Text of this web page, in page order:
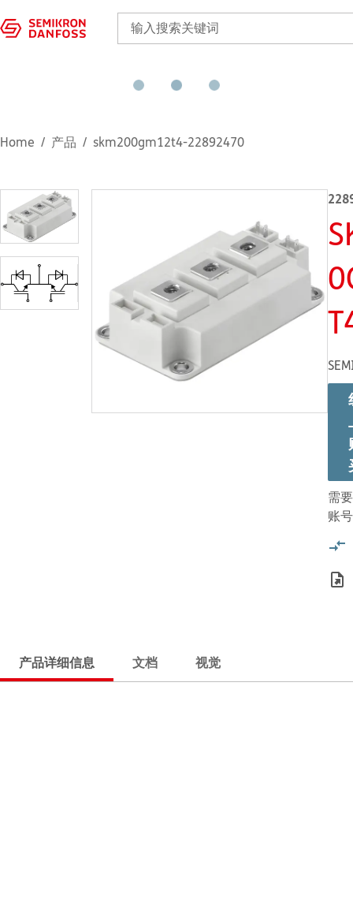
Home 产品 skm200gm12t4-22892470
需
账号
产品详细信息 文档 视觉